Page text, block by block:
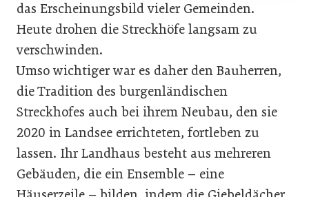
das Erscheinungsbild vieler Gemeinden.
Heute drohen die Streckhöfe langsam zu
verschwinden.
Umso wichtiger war es daher den Bauherren,
die Tradition des burgenländischen
Streckhofes auch bei ihrem Neubau, den sie
2020 in Landsee errichteten, fortleben zu
lassen. Ihr Landhaus besteht aus mehreren
Gebäuden, die ein Ensemble – eine